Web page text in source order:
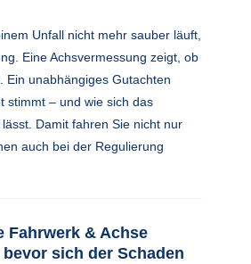
Unfall nicht mehr sauber läuft,
Eine Achsvermessung zeigt, ob
Ein unabhängiges Gutachten
stimmt – und wie sich das
Damit fahren Sie nicht nur
auch bei der Regulierung
Fahrwerk & Achse
sich der Schaden